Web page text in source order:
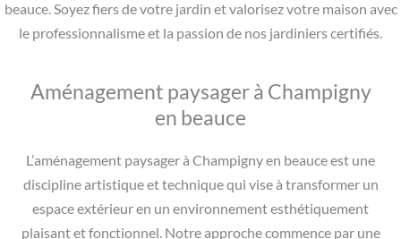
beauce. Soyez fiers de votre jardin et valorisez votre maison avec
le professionnalisme et la passion de nos jardiniers certifiés.
Aménagement paysager à Champigny
en beauce
L’aménagement paysager à Champigny en beauce est une
discipline artistique et technique qui vise à transformer un
espace extérieur en un environnement esthétiquement
plaisant et fonctionnel. Notre approche commence par une